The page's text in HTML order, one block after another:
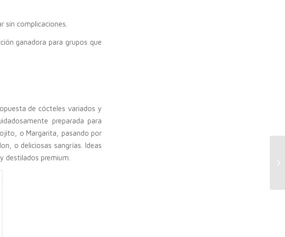
sin complicaciones.
ganadora para grupos que
de cócteles variados y
preparada para
o Margarita, pasando por
o deliciosas sangrías. Ideas
destilados premium.